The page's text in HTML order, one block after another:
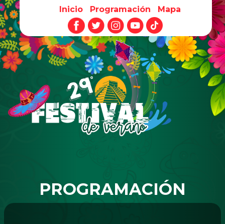
Pasar al contenido principal
Inicio Programación Mapa
PROGRAMACIÓN